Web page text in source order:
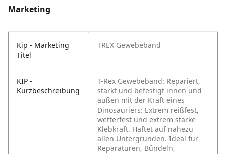
Marketing
Kip - Marketing
Titel
TREX Gewebeband
KIP -
Kurzbeschreibung
T-Rex Gewebeband: Repariert,
stärkt und befestigt innen und
außen mit der Kraft eines
Dinosauriers: Extrem reißfest,
wetterfest und extrem starke
Klebkraft. Haftet auf nahezu
allen Untergründen. Ideal für
Reparaturen, Bündeln,